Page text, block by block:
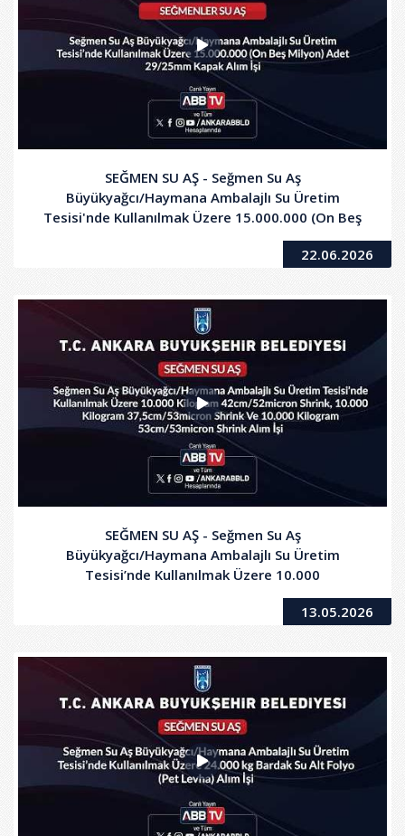
SEĞMEN SU AŞ - Seğmen Su Aş
Büyükyağcı/Haymana Ambalajlı Su Üretim
Tesisi'nde Kullanılmak Üzere 15.000.000 (On Beş
Milyon) Adet 29/25mm Kapak Alım İşi
22.06.2026
SEĞMEN SU AŞ - Seğmen Su Aş
Büyükyağcı/Haymana Ambalajlı Su Üretim
Tesisi’nde Kullanılmak Üzere 10.000
Kilogram42cm/52micron Shrink, 10.000 Kilogram
37,5cm/53micron Shrink Ve 10.000 Kilogram
13.05.2026